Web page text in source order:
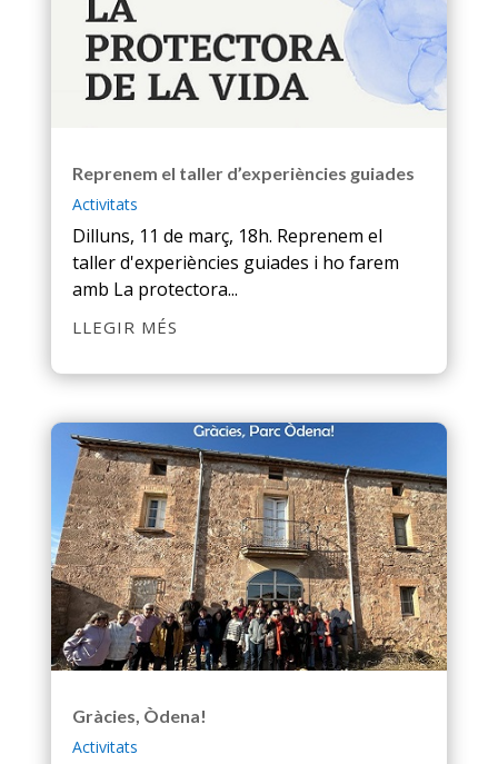
Reprenem el taller d’experiències guiades
Activitats
Dilluns, 11 de març, 18h. Reprenem el
taller d'experiències guiades i ho farem
amb La protectora...
LLEGIR MÉS
Gràcies, Òdena!
Activitats